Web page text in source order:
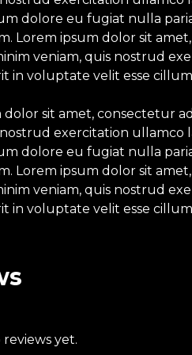
dolore eu fugiat nulla
Lorem ipsum dolor sit
veniam, quis nostrud
in voluptate velit esse
dolor sit amet, consectetur
exercitation
dolore eu fugiat nulla
Lorem ipsum dolor sit
veniam, quis nostrud
in voluptate velit esse
yet.